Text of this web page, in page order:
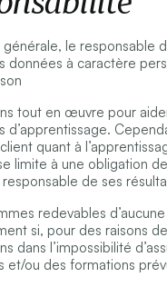
générale, le responsable
données à caractère
tout en œuvre pour
d’apprentissage.
quant à
limite à une obligation
de ses
redevables
si, pour des raisons
dans l’impossibilité
et/ou des formations